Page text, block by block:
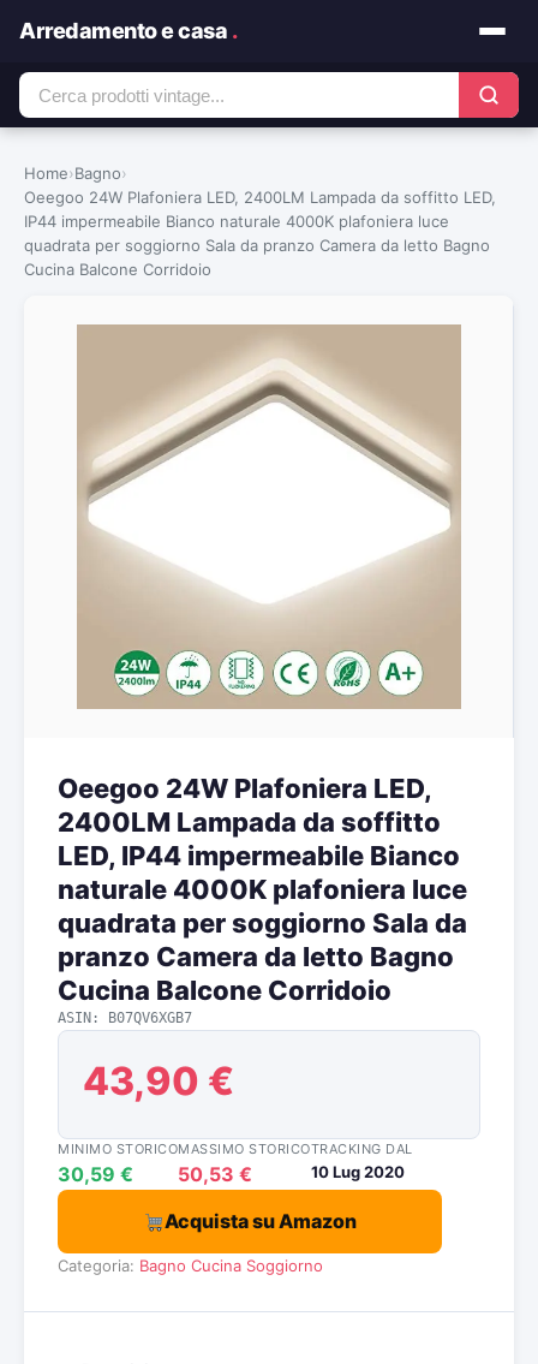
Arredamento e casa .
Home›Bagno›
Oeegoo 24W Plafoniera LED, 2400LM Lampada da soffitto LED,
IP44 impermeabile Bianco naturale 4000K plafoniera luce
quadrata per soggiorno Sala da pranzo Camera da letto Bagno
Cucina Balcone Corridoio
Oeegoo 24W Plafoniera LED,
2400LM Lampada da soffitto
LED, IP44 impermeabile Bianco
naturale 4000K plafoniera luce
quadrata per soggiorno Sala da
pranzo Camera da letto Bagno
Cucina Balcone Corridoio
ASIN: B07QV6XGB7
43,90 €
MINIMO STORICO
30,59 €
MASSIMO STORICO
50,53 €
TRACKING DAL
10 Lug 2020
Acquista su Amazon
Categoria: Bagno Cucina Soggiorno